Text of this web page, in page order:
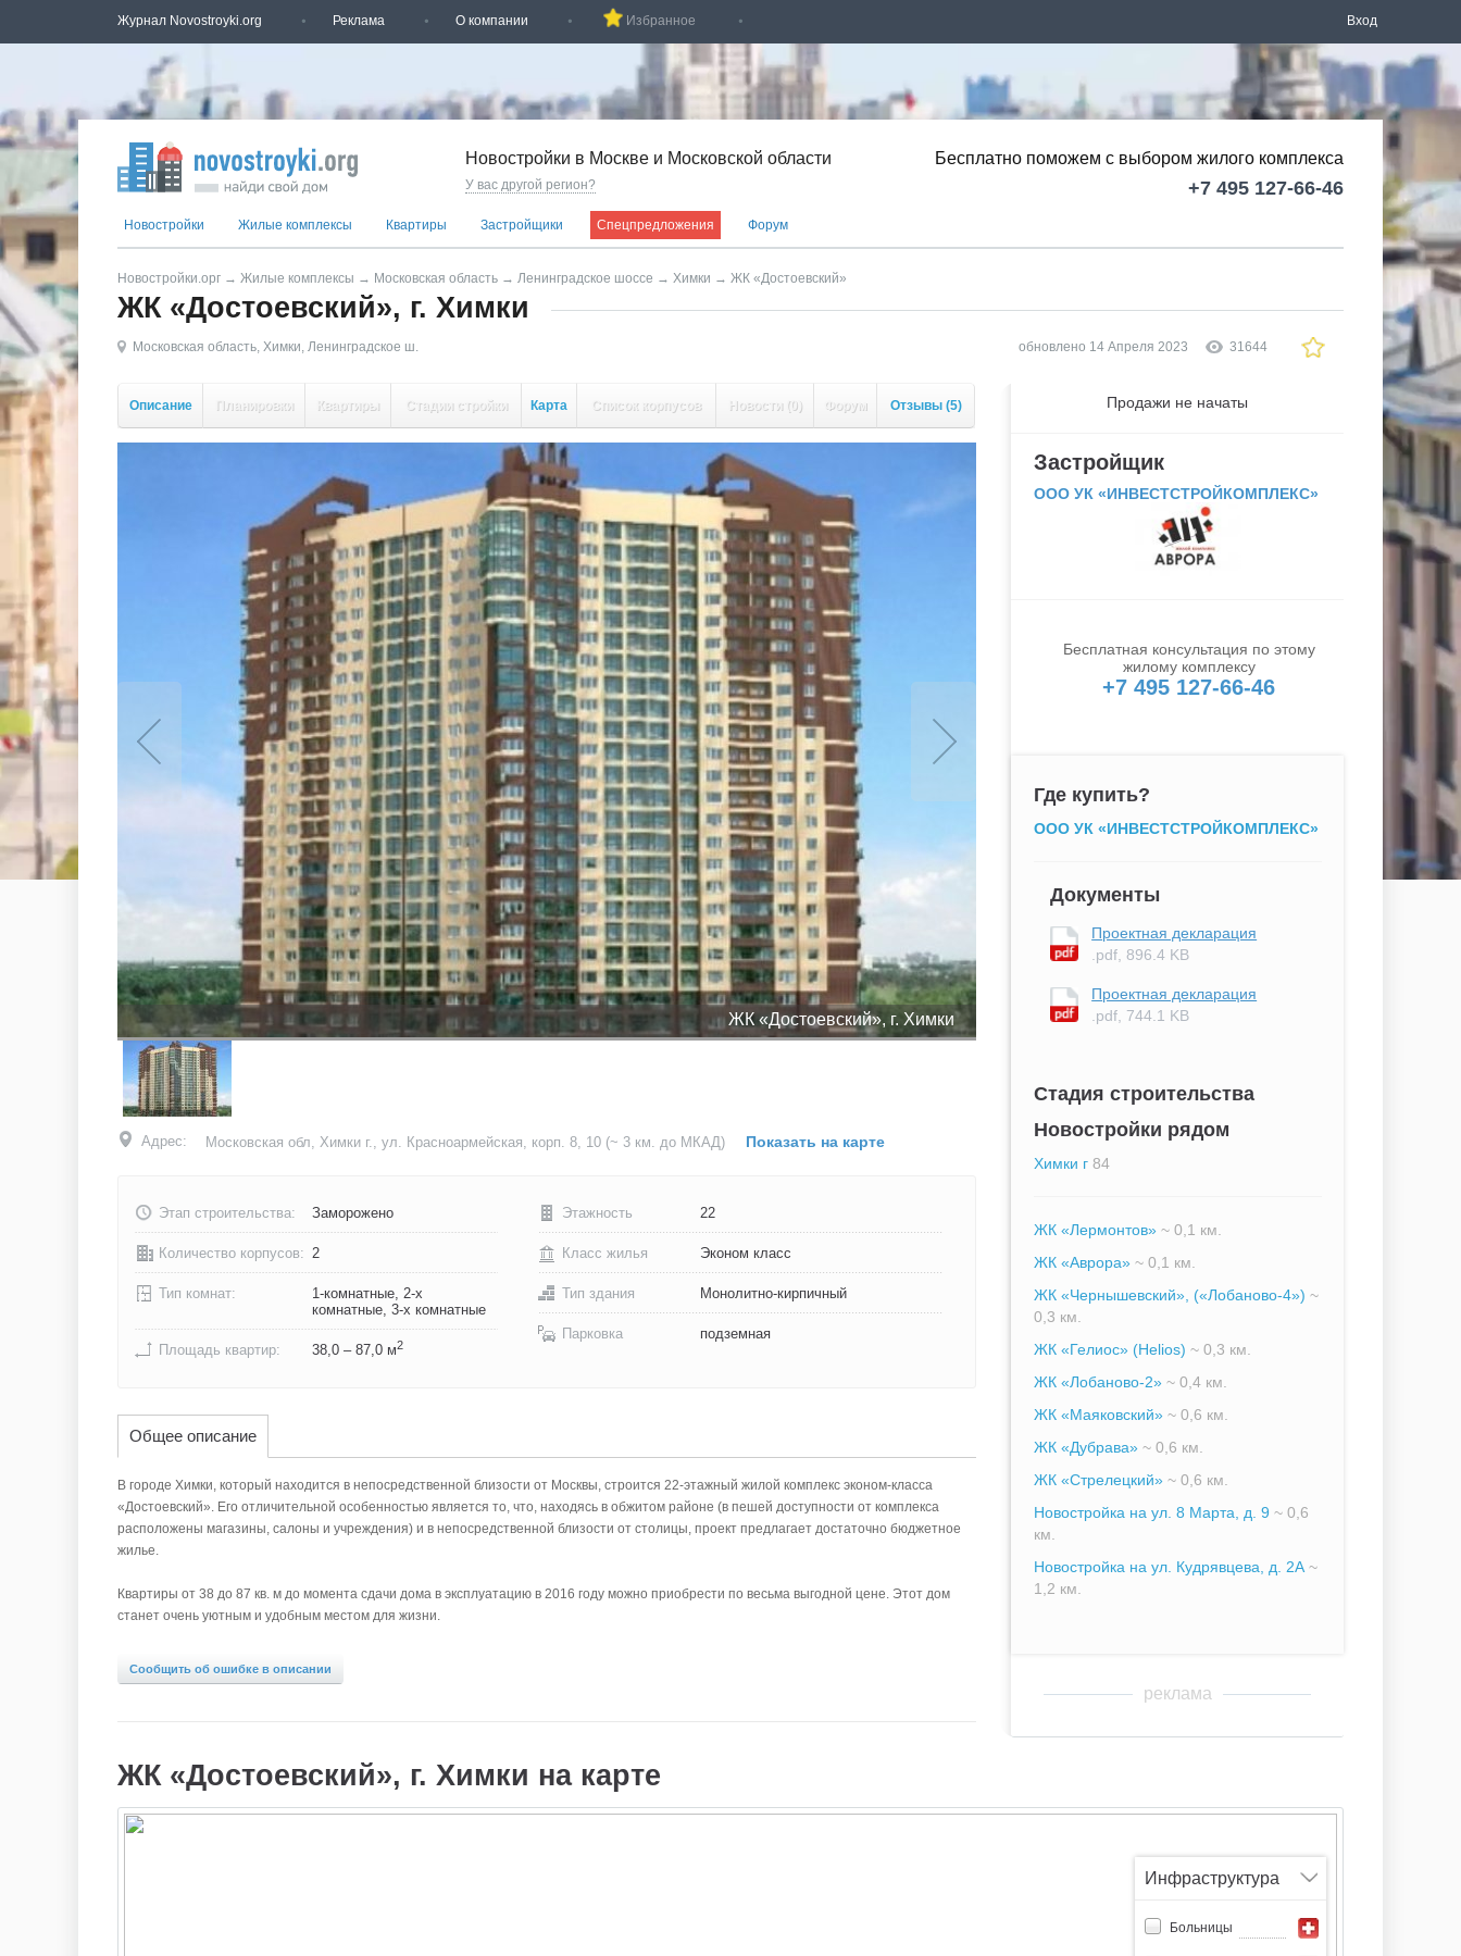
Журнал Novostroyki.org Реклама О компании Избранное Вход
Новостройки в Москве и Московской области
У вас другой регион?
Бесплатно поможем с выбором жилого комплекса
+7 495 127-66-46
Новостройки Жилые комплексы Квартиры Застройщики Спецпредложения Форум
Новостройки.орг → Жилые комплексы → Московская область → Ленинградское шоссе → Химки → ЖК «Достоевский»
ЖК «Достоевский», г. Химки
Московская область, Химки, Ленинградское ш. обновлено 14 Апреля 2023 31644
Описание Планировки Квартиры Стадии стройки Карта Список корпусов Новости (0) Форум Отзывы (5)
ЖК «Достоевский», г. Химки
Адрес: Московская обл, Химки г., ул. Красноармейская, корп. 8, 10 (~ 3 км. до МКАД) Показать на карте
Этап строительства: Заморожено
Количество корпусов: 2
Тип комнат:
1-комнатные, 2-х
комнатные, 3-х комнатные
Площадь квартир: 38,0 – 87,0 м2
Этажность 22
Класс жилья Эконом класс
Тип здания Монолитно-кирпичный
Парковка подземная
Общее описание
В городе Химки, который находится в непосредственной близости от Москвы, строится 22-этажный жилой комплекс эконом-класса
«Достоевский». Его отличительной особенностью является то, что, находясь в обжитом районе (в пешей доступности от комплекса
расположены магазины, салоны и учреждения) и в непосредственной близости от столицы, проект предлагает достаточно бюджетное
жилье.
Квартиры от 38 до 87 кв. м до момента сдачи дома в эксплуатацию в 2016 году можно приобрести по весьма выгодной цене. Этот дом
станет очень уютным и удобным местом для жизни.
Сообщить об ошибке в описании
Продажи не начаты
Застройщик
ООО УК «ИНВЕСТСТРОЙКОМПЛЕКС»
Бесплатная консультация по этому
жилому комплексу
+7 495 127-66-46
Где купить?
ООО УК «ИНВЕСТСТРОЙКОМПЛЕКС»
Документы
Проектная декларация
.pdf, 896.4 KB
Проектная декларация
.pdf, 744.1 KB
Стадия строительства
Новостройки рядом
Химки г 84
ЖК «Лермонтов» ~ 0,1 км.
ЖК «Аврора» ~ 0,1 км.
ЖК «Чернышевский», («Лобаново-4») ~
0,3 км.
ЖК «Гелиос» (Helios) ~ 0,3 км.
ЖК «Лобаново-2» ~ 0,4 км.
ЖК «Маяковский» ~ 0,6 км.
ЖК «Дубрава» ~ 0,6 км.
ЖК «Стрелецкий» ~ 0,6 км.
Новостройка на ул. 8 Марта, д. 9 ~ 0,6
км.
Новостройка на ул. Кудрявцева, д. 2А ~
1,2 км.
реклама
ЖК «Достоевский», г. Химки на карте
Инфраструктура
Больницы